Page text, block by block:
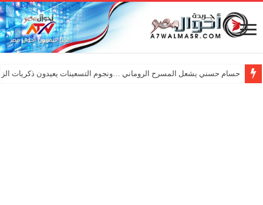
حسام حسني يشعل المسرح الروماني …ونجوم التسعينات يعيدون ذكريات